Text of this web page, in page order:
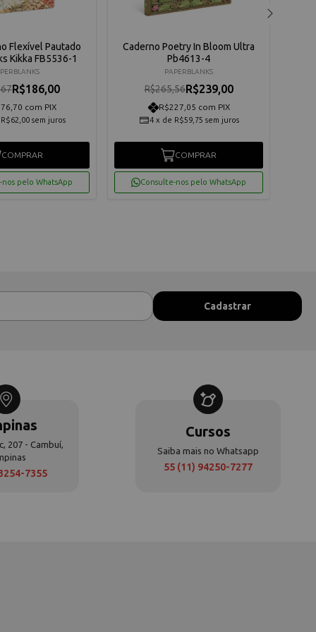
Flexível Pautado
Kikka FB5536-1
R$186,00
com PIX
R$62,00 sem juros
COMPRAR
nos pelo WhatsApp
Caderno Poetry In Bloom Ultra
Pb4613-4
PAPERBLANKS
R$265,56R$239,00
R$227,05 com PIX
4 x de R$59,75 sem juros
COMPRAR
Consulte-nos pelo WhatsApp
207 - Cambuí,
7355
Cursos
Saiba mais no Whatsapp
55 (11) 94250-7277